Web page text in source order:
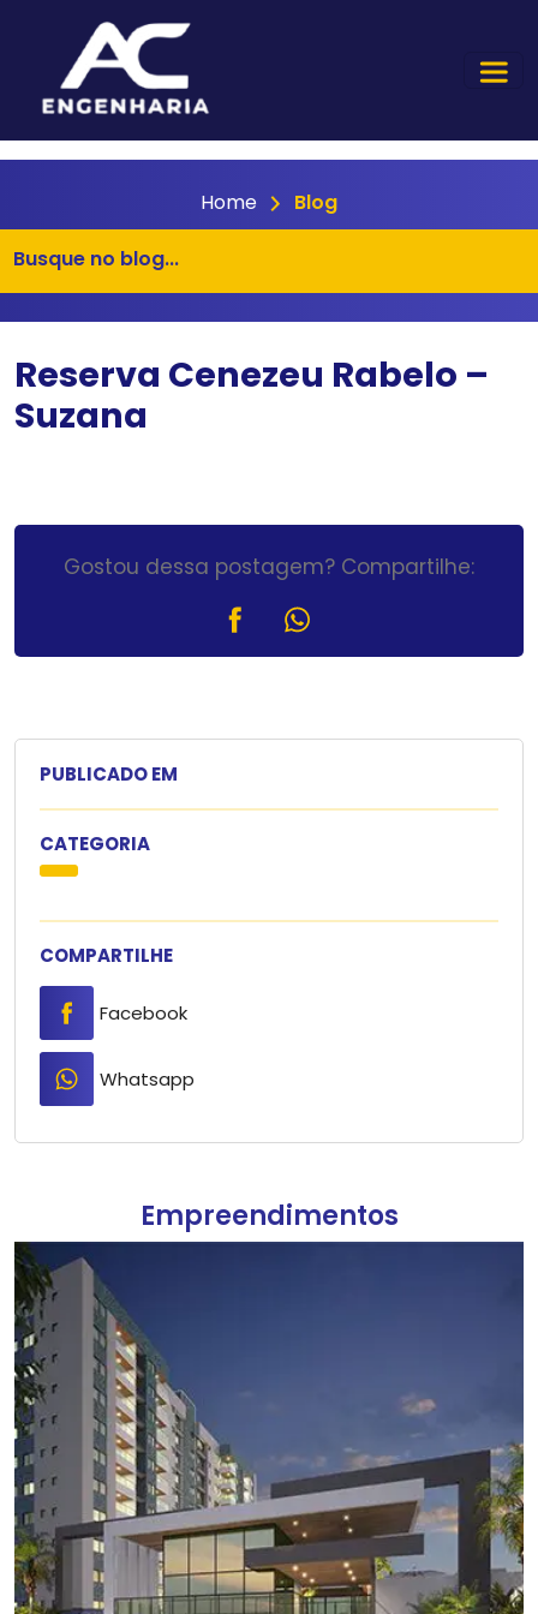
Home Blog
Reserva Cenezeu Rabelo –
Suzana
Gostou dessa postagem? Compartilhe:
PUBLICADO EM
CATEGORIA
COMPARTILHE
Facebook
Whatsapp
Empreendimentos